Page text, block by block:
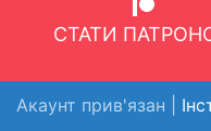
СТАТИ
Акаунт прив'язан |